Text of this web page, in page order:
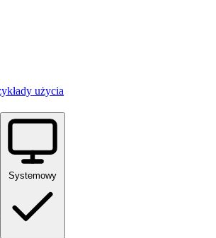
użycia
Systemowy